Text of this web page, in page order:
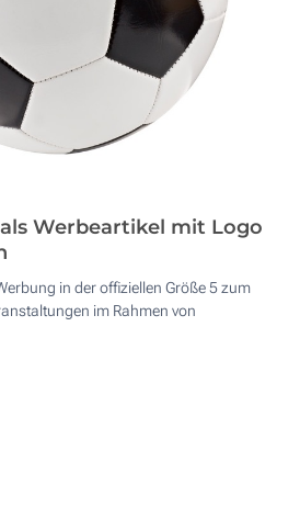
Werbeartikel mit Logo
in der offiziellen Größe 5 zum
im Rahmen von